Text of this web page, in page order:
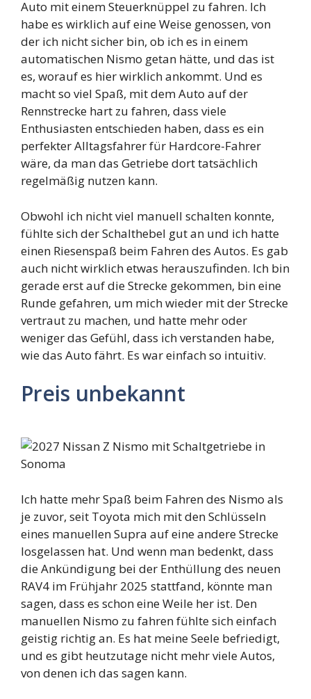
Auto mit einem Steuerknüppel zu fahren. Ich
habe es wirklich auf eine Weise genossen, von
der ich nicht sicher bin, ob ich es in einem
automatischen Nismo getan hätte, und das ist
es, worauf es hier wirklich ankommt. Und es
macht so viel Spaß, mit dem Auto auf der
Rennstrecke hart zu fahren, dass viele
Enthusiasten entschieden haben, dass es ein
perfekter Alltagsfahrer für Hardcore-Fahrer
wäre, da man das Getriebe dort tatsächlich
regelmäßig nutzen kann.
Obwohl ich nicht viel manuell schalten konnte,
fühlte sich der Schalthebel gut an und ich hatte
einen Riesenspaß beim Fahren des Autos. Es gab
auch nicht wirklich etwas herauszufinden. Ich bin
gerade erst auf die Strecke gekommen, bin eine
Runde gefahren, um mich wieder mit der Strecke
vertraut zu machen, und hatte mehr oder
weniger das Gefühl, dass ich verstanden habe,
wie das Auto fährt. Es war einfach so intuitiv.
Preis unbekannt
Ich hatte mehr Spaß beim Fahren des Nismo als
je zuvor, seit Toyota mich mit den Schlüsseln
eines manuellen Supra auf eine andere Strecke
losgelassen hat. Und wenn man bedenkt, dass
die Ankündigung bei der Enthüllung des neuen
RAV4 im Frühjahr 2025 stattfand, könnte man
sagen, dass es schon eine Weile her ist. Den
manuellen Nismo zu fahren fühlte sich einfach
geistig richtig an. Es hat meine Seele befriedigt,
und es gibt heutzutage nicht mehr viele Autos,
von denen ich das sagen kann.